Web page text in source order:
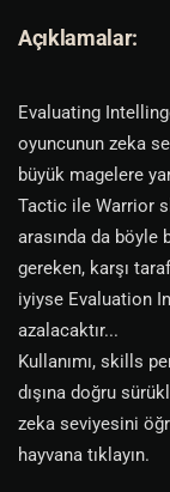
Açıklamalar:
Evaluating
oyuncunun zeka
büyük magelere
Tactic ile Warrior
arasında da böyle
gereken, karşı
iyiyse Evaluation
azalacaktır...
Kullanımı, skills
dışına doğru
zeka seviyesini
hayvana tıklayın.